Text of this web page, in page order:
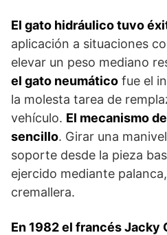
El gato hidráulico tuvo
aplicación a situaciones
elevar un peso mediano
el gato neumático fue el
la molesta tarea de
vehículo. El mecanismo
sencillo. Girar una
soporte desde la pieza
ejercido mediante
cremallera.
En 1982 el francés Jacky